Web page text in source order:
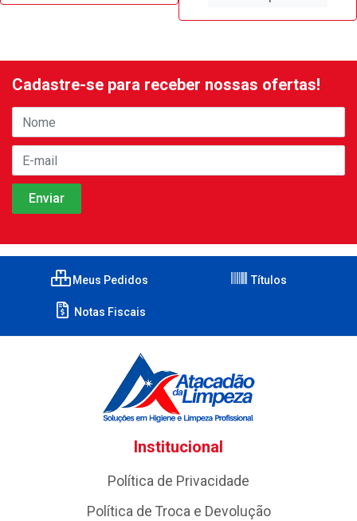
Cadastre-se para receber nossas ofertas!
Meus Pedidos Títulos
Notas Fiscais
Institucional
Política de Privacidade
Política de Troca e Devolução